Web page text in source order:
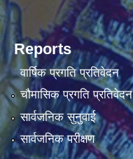
Reports
वार्षिक प्रगति प्रतिवेदन
चौमासिक प्रगति प्रतिवेदन
सार्वजनिक सुनुवाई
सार्वजनिक परीक्षण